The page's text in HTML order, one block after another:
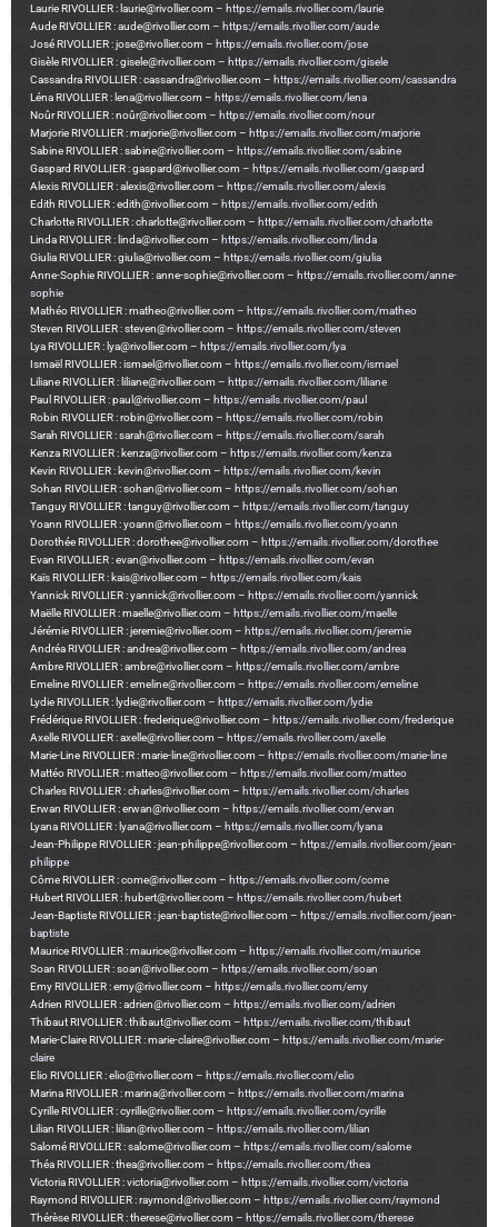
Laurie RIVOLLIER : laurie@rivollier.com – https://emails.rivollier.com/laurie
Aude RIVOLLIER : aude@rivollier.com – https://emails.rivollier.com/aude
José RIVOLLIER : jose@rivollier.com – https://emails.rivollier.com/jose
Gisèle RIVOLLIER : gisele@rivollier.com – https://emails.rivollier.com/gisele
Cassandra RIVOLLIER : cassandra@rivollier.com – https://emails.rivollier.com/cassandra
Léna RIVOLLIER : lena@rivollier.com – https://emails.rivollier.com/lena
Noûr RIVOLLIER : noûr@rivollier.com – https://emails.rivollier.com/nour
Marjorie RIVOLLIER : marjorie@rivollier.com – https://emails.rivollier.com/marjorie
Sabine RIVOLLIER : sabine@rivollier.com – https://emails.rivollier.com/sabine
Gaspard RIVOLLIER : gaspard@rivollier.com – https://emails.rivollier.com/gaspard
Alexis RIVOLLIER : alexis@rivollier.com – https://emails.rivollier.com/alexis
Edith RIVOLLIER : edith@rivollier.com – https://emails.rivollier.com/edith
Charlotte RIVOLLIER : charlotte@rivollier.com – https://emails.rivollier.com/charlotte
Linda RIVOLLIER : linda@rivollier.com – https://emails.rivollier.com/linda
Giulia RIVOLLIER : giulia@rivollier.com – https://emails.rivollier.com/giulia
Anne-Sophie RIVOLLIER : anne-sophie@rivollier.com – https://emails.rivollier.com/anne-
sophie
Mathéo RIVOLLIER : matheo@rivollier.com – https://emails.rivollier.com/matheo
Steven RIVOLLIER : steven@rivollier.com – https://emails.rivollier.com/steven
Lya RIVOLLIER : lya@rivollier.com – https://emails.rivollier.com/lya
Ismaël RIVOLLIER : ismael@rivollier.com – https://emails.rivollier.com/ismael
Liliane RIVOLLIER : liliane@rivollier.com – https://emails.rivollier.com/liliane
Paul RIVOLLIER : paul@rivollier.com – https://emails.rivollier.com/paul
Robin RIVOLLIER : robin@rivollier.com – https://emails.rivollier.com/robin
Sarah RIVOLLIER : sarah@rivollier.com – https://emails.rivollier.com/sarah
Kenza RIVOLLIER : kenza@rivollier.com – https://emails.rivollier.com/kenza
Kevin RIVOLLIER : kevin@rivollier.com – https://emails.rivollier.com/kevin
Sohan RIVOLLIER : sohan@rivollier.com – https://emails.rivollier.com/sohan
Tanguy RIVOLLIER : tanguy@rivollier.com – https://emails.rivollier.com/tanguy
Yoann RIVOLLIER : yoann@rivollier.com – https://emails.rivollier.com/yoann
Dorothée RIVOLLIER : dorothee@rivollier.com – https://emails.rivollier.com/dorothee
Evan RIVOLLIER : evan@rivollier.com – https://emails.rivollier.com/evan
Kaïs RIVOLLIER : kais@rivollier.com – https://emails.rivollier.com/kais
Yannick RIVOLLIER : yannick@rivollier.com – https://emails.rivollier.com/yannick
Maëlle RIVOLLIER : maelle@rivollier.com – https://emails.rivollier.com/maelle
Jérémie RIVOLLIER : jeremie@rivollier.com – https://emails.rivollier.com/jeremie
Andréa RIVOLLIER : andrea@rivollier.com – https://emails.rivollier.com/andrea
Ambre RIVOLLIER : ambre@rivollier.com – https://emails.rivollier.com/ambre
Emeline RIVOLLIER : emeline@rivollier.com – https://emails.rivollier.com/emeline
Lydie RIVOLLIER : lydie@rivollier.com – https://emails.rivollier.com/lydie
Frédérique RIVOLLIER : frederique@rivollier.com – https://emails.rivollier.com/frederique
Axelle RIVOLLIER : axelle@rivollier.com – https://emails.rivollier.com/axelle
Marie-Line RIVOLLIER : marie-line@rivollier.com – https://emails.rivollier.com/marie-line
Mattéo RIVOLLIER : matteo@rivollier.com – https://emails.rivollier.com/matteo
Charles RIVOLLIER : charles@rivollier.com – https://emails.rivollier.com/charles
Erwan RIVOLLIER : erwan@rivollier.com – https://emails.rivollier.com/erwan
Lyana RIVOLLIER : lyana@rivollier.com – https://emails.rivollier.com/lyana
Jean-Philippe RIVOLLIER : jean-philippe@rivollier.com – https://emails.rivollier.com/jean-
philippe
Côme RIVOLLIER : come@rivollier.com – https://emails.rivollier.com/come
Hubert RIVOLLIER : hubert@rivollier.com – https://emails.rivollier.com/hubert
Jean-Baptiste RIVOLLIER : jean-baptiste@rivollier.com – https://emails.rivollier.com/jean-
baptiste
Maurice RIVOLLIER : maurice@rivollier.com – https://emails.rivollier.com/maurice
Soan RIVOLLIER : soan@rivollier.com – https://emails.rivollier.com/soan
Emy RIVOLLIER : emy@rivollier.com – https://emails.rivollier.com/emy
Adrien RIVOLLIER : adrien@rivollier.com – https://emails.rivollier.com/adrien
Thibaut RIVOLLIER : thibaut@rivollier.com – https://emails.rivollier.com/thibaut
Marie-Claire RIVOLLIER : marie-claire@rivollier.com – https://emails.rivollier.com/marie-
claire
Elio RIVOLLIER : elio@rivollier.com – https://emails.rivollier.com/elio
Marina RIVOLLIER : marina@rivollier.com – https://emails.rivollier.com/marina
Cyrille RIVOLLIER : cyrille@rivollier.com – https://emails.rivollier.com/cyrille
Lilian RIVOLLIER : lilian@rivollier.com – https://emails.rivollier.com/lilian
Salomé RIVOLLIER : salome@rivollier.com – https://emails.rivollier.com/salome
Théa RIVOLLIER : thea@rivollier.com – https://emails.rivollier.com/thea
Victoria RIVOLLIER : victoria@rivollier.com – https://emails.rivollier.com/victoria
Raymond RIVOLLIER : raymond@rivollier.com – https://emails.rivollier.com/raymond
Thérèse RIVOLLIER : therese@rivollier.com – https://emails.rivollier.com/therese